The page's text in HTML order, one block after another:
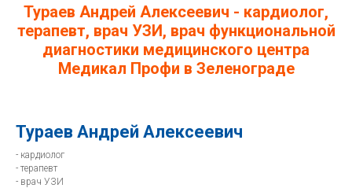
8 (499) 734
4715
8 (499) 734
2805
8 (977) 655
5515
Тураев Андрей Алексеевич - кардиолог,
терапевт, врач УЗИ, врач функциональной
диагностики медицинского центра
Медикал Профи в Зеленограде
Тураев Андрей Алексеевич
- кардиолог
- терапевт
- врач УЗИ